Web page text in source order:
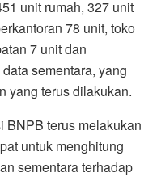
unit rumah, 327 unit
78 unit, toko
7 unit dan
sementara, yang
yang terus dilakukan.
BNPB terus melakukan
untuk menghitung
sementara terhadap